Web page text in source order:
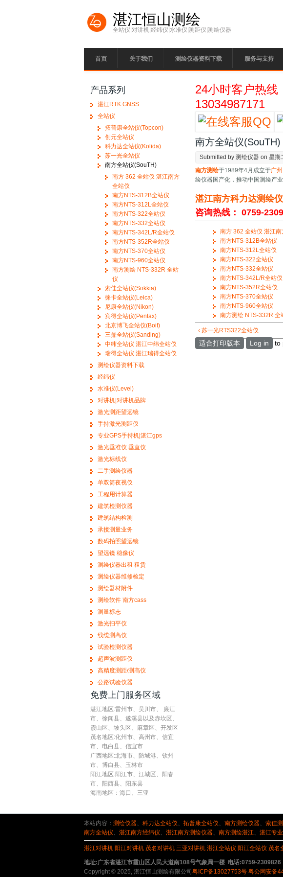
湛江恒山测绘
全站仪|对讲机|经纬仪|水准仪|测距仪|测绘仪器
首页 关于我们 测绘仪器资料下载 服务与支持
24小时客户热线
13034987171
南方全站仪(SouTH)
Submitted by测绘仪器 on 星期
南方测绘于1989年4月成立于广州
绘仪器国产化，推动中国测绘产
湛江南方科力达测绘
咨询热线：0759-
南方 362 全站仪 湛江南
南方NTS-312B全站仪
南方NTS-312L全站仪
南方NTS-322全站仪
南方NTS-332全站仪
南方NTS-342L/R全站仪
南方NTS-352R全站仪
南方NTS-370全站仪
南方NTS-960全站仪
南方测绘 NTS-332R 全
‹ 苏一光RTS322全站仪
适合打印版本 Log in to
产品系列
湛江RTK.GNSS
全站仪
拓普康全站仪(Topcon)
创元全站仪
科力达全站仪(Kolida)
苏一光全站仪
南方全站仪(SouTH)
南方 362 全站仪 湛江南方
全站仪
南方NTS-312B全站仪
南方NTS-312L全站仪
南方NTS-322全站仪
南方NTS-332全站仪
南方NTS-342L/R全站仪
南方NTS-352R全站仪
南方NTS-370全站仪
南方NTS-960全站仪
南方测绘 NTS-332R 全站
仪
索佳全站仪(Sokkia)
徕卡全站仪(Leica)
尼康全站仪(Nikon)
宾得全站仪(Pentax)
北京博飞全站仪(Boif)
三鼎全站仪(Sanding)
中纬全站仪 湛江中纬全站仪
瑞得全站仪 湛江瑞得全站仪
测绘仪器资料下载
经纬仪
水准仪(Level)
对讲机|对讲机品牌
激光测距望远镜
手持激光测距仪
专业GPS手持机|湛江gps
激光垂准仪 垂直仪
激光标线仪
二手测绘仪器
单双筒夜视仪
工程用计算器
建筑检测仪器
建筑结构检测
承接测量业务
数码拍照望远镜
望远镜 稳像仪
测绘仪器出租 租赁
测绘仪器维修检定
测绘器材附件
测绘软件 南方cass
测量标志
激光扫平仪
线缆测高仪
试验检测仪器
超声波测距仪
高精度测距/测高仪
公路试验仪器
免费上门服务区域
湛江地区:雷州市、吴川市、 廉江
市、徐闻县、遂溪县以及赤坎区、
霞山区、坡头区、麻章区、开发区
茂名地区:化州市、高州市、信宜
市、电白县、信宜市
广西地区:北海市、防城港、钦州
市、博白县、玉林市
阳江地区:阳江市、江城区、阳春
市、阳西县、阳东县
海南地区：海口、三亚
本站内容： 测绘仪器、 科力达全站仪、 拓普康全站仪、 南方测绘仪器、 索佳
南方全站仪、 湛江南方经纬仪、 湛江南方测绘仪器、 南方测绘湛江、 湛江专
湛江对讲机 阳江对讲机 茂名对讲机 三亚对讲机 湛江全站仪 阳江全站仪 茂名
地址:广东省湛江市霞山区人民大道南108号气象局一楼 电话:0759-
Copyright © 2025, 湛江恒山测绘有限公司粤ICP备13027753号 粤公网安备